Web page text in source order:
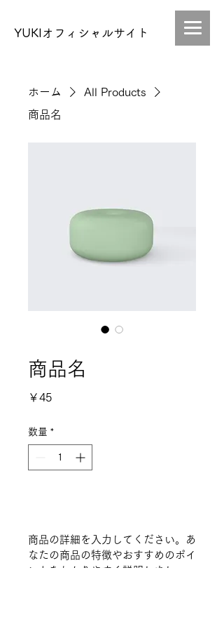
YUKIオフィシャルサイト
ホーム
All Products
商品名
商品名
￥45価
数量 *
商品の詳細を入力してください。あ
なたの商品の特徴やおすすめのポイ
ントをわかりやすく説明しましょ